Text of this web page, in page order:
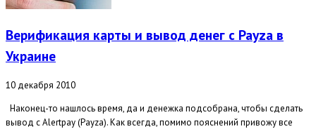
Верификация карты и вывод денег с Payza в
Украине
10 декабря 2010
Наконец-то нашлось время, да и денежка подсобрана, чтобы сделать
вывод с Alertpay (Payza). Как всегда, помимо пояснений привожу все